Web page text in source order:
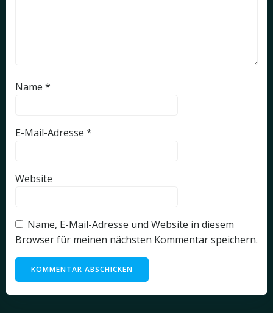
Name *
E-Mail-Adresse *
Website
Name, E-Mail-Adresse und Website in diesem
Browser für meinen nächsten Kommentar speichern.